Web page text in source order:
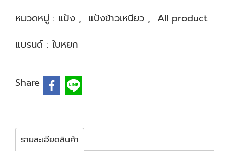
หมวดหมู่ : แป้ง , แป้งข้าวเหนียว , All product
แบรนด์ : ใบหยก
Share
รายละเอียดสินค้า